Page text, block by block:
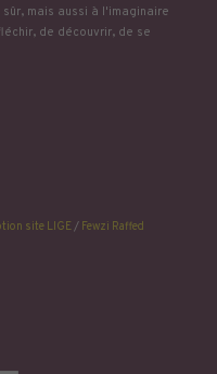
mais aussi à l'imaginaire
de découvrir, de se
site LIGE/ Fewzi Raffed